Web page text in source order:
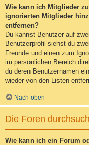
Wie kann ich Mitglieder
ignorierten Mitglieder
entfernen?
Du kannst Benutzer auf
Benutzerprofil siehst du
Freunde und einen zum
im persönlichen Bereich
du deren Benutzernamen
wieder von den Listen
Nach oben
Die Foren
Wie kann ich ein Forum